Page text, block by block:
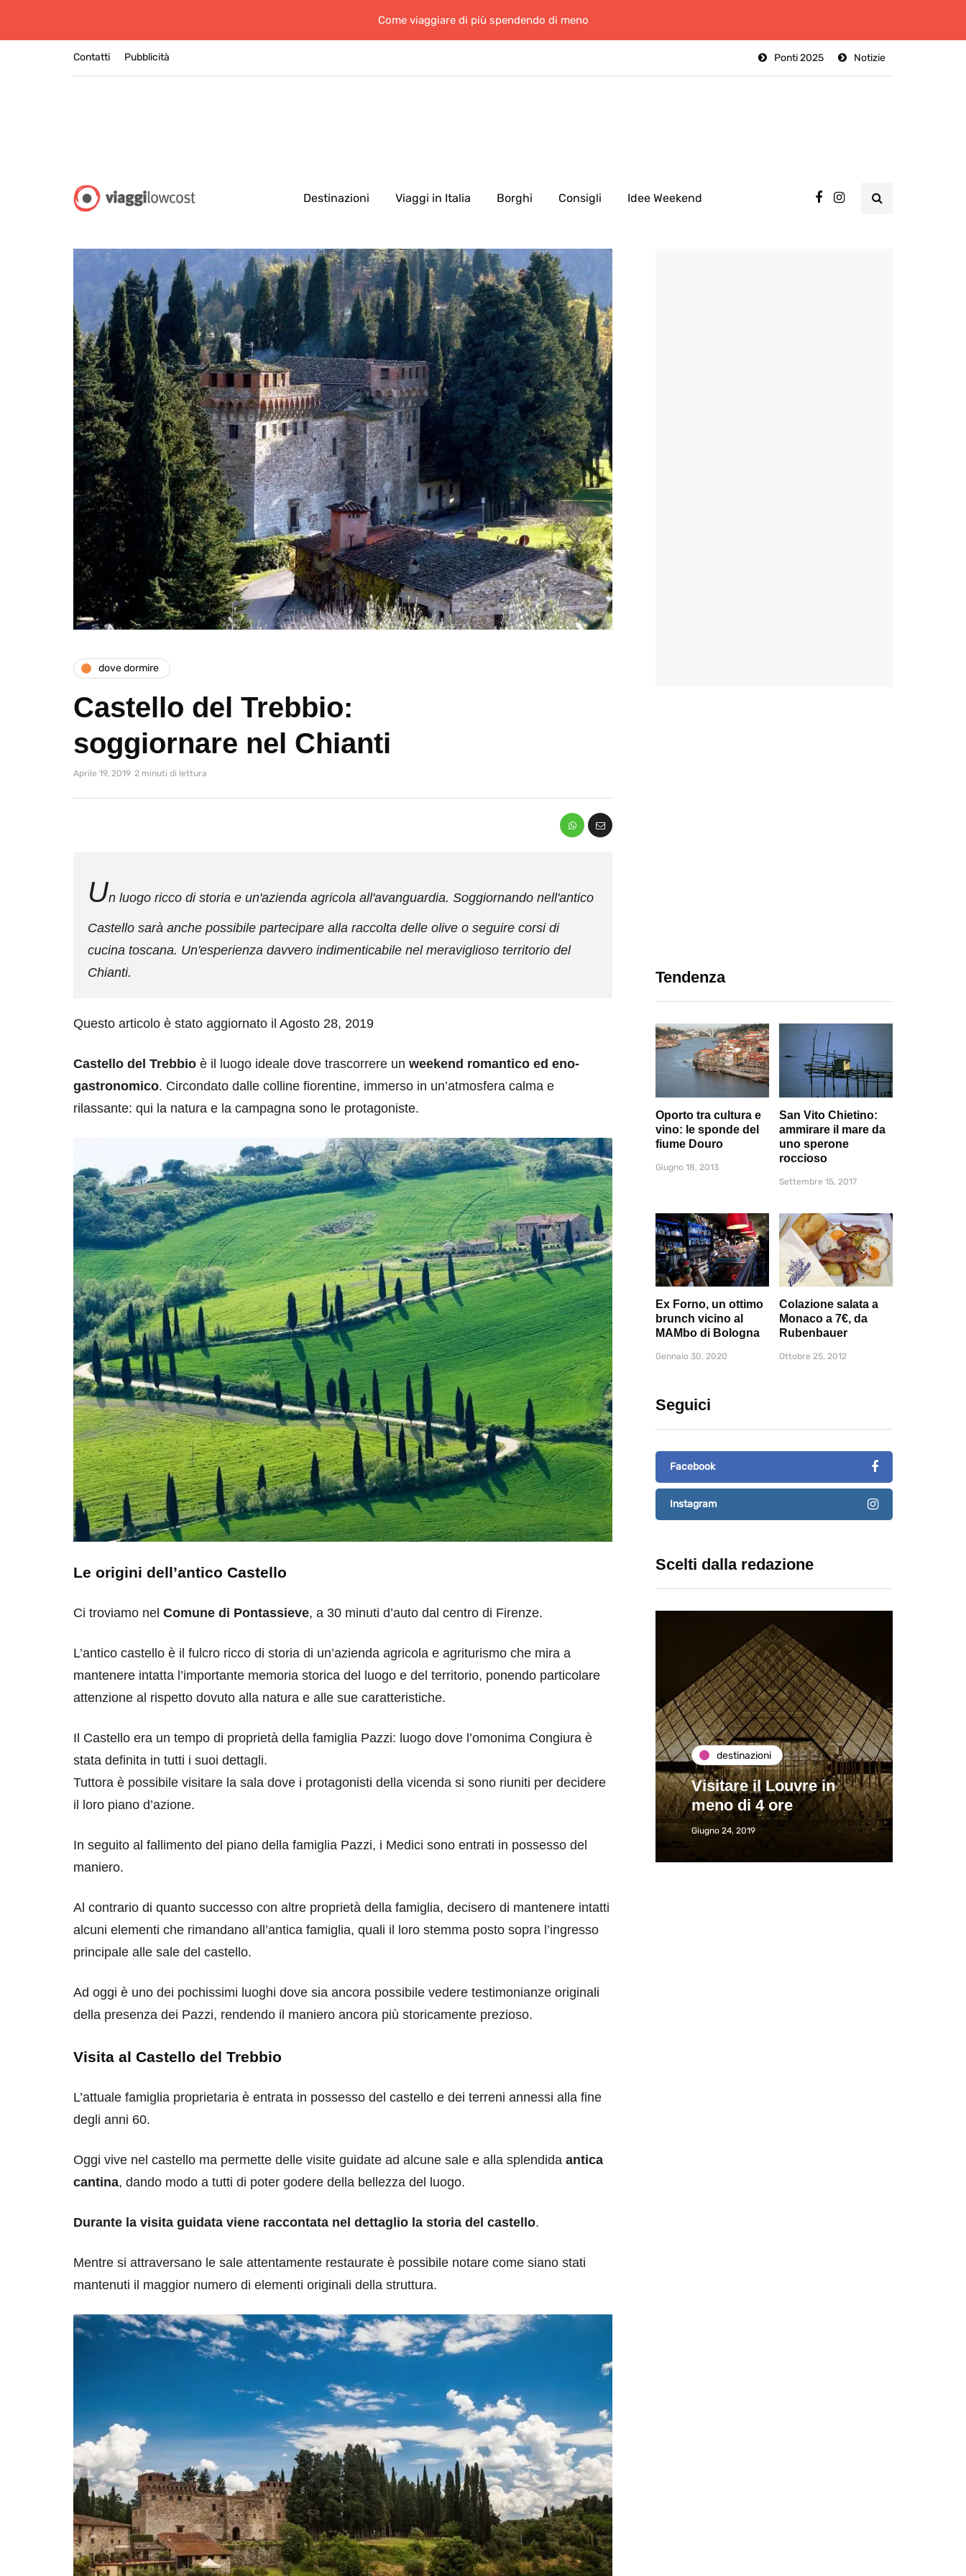
Come viaggiare di più spendendo di meno
Contatti Notizie
Ponti 2025
Pubblicità
Destinazioni Viaggi in Italia Borghi Consigli Idee Weekend
dove dormire
Castello del Trebbio:
soggiornare nel Chianti
Aprile 19, 2019 2 minuti di lettura
Un luogo ricco di storia e un'azienda agricola all'avanguardia. Soggiornando nell'antico
Castello sarà anche possibile partecipare alla raccolta delle olive o seguire corsi di
cucina toscana. Un'esperienza davvero indimenticabile nel meraviglioso territorio del
Chianti.
Questo articolo è stato aggiornato il Agosto 28, 2019
Castello del Trebbio è il luogo ideale dove trascorrere un weekend romantico ed eno-
gastronomico. Circondato dalle colline fiorentine, immerso in un’atmosfera calma e
rilassante: qui la natura e la campagna sono le protagoniste.
Le origini dell’antico Castello
Ci troviamo nel Comune di Pontassieve, a 30 minuti d’auto dal centro di Firenze.
L’antico castello è il fulcro ricco di storia di un’azienda agricola e agriturismo che mira a
mantenere intatta l’importante memoria storica del luogo e del territorio, ponendo particolare
attenzione al rispetto dovuto alla natura e alle sue caratteristiche.
Il Castello era un tempo di proprietà della famiglia Pazzi: luogo dove l’omonima Congiura è
stata definita in tutti i suoi dettagli.
Tuttora è possibile visitare la sala dove i protagonisti della vicenda si sono riuniti per decidere
il loro piano d’azione.
In seguito al fallimento del piano della famiglia Pazzi, i Medici sono entrati in possesso del
maniero.
Al contrario di quanto successo con altre proprietà della famiglia, decisero di mantenere intatti
alcuni elementi che rimandano all’antica famiglia, quali il loro stemma posto sopra l’ingresso
principale alle sale del castello.
Ad oggi è uno dei pochissimi luoghi dove sia ancora possibile vedere testimonianze originali
della presenza dei Pazzi, rendendo il maniero ancora più storicamente prezioso.
Visita al Castello del Trebbio
L’attuale famiglia proprietaria è entrata in possesso del castello e dei terreni annessi alla fine
degli anni 60.
Oggi vive nel castello ma permette delle visite guidate ad alcune sale e alla splendida antica
cantina, dando modo a tutti di poter godere della bellezza del luogo.
Durante la visita guidata viene raccontata nel dettaglio la storia del castello.
Mentre si attraversano le sale attentamente restaurate è possibile notare come siano stati
mantenuti il maggior numero di elementi originali della struttura.
Tendenza
Oporto tra cultura e
vino: le sponde del
fiume Douro
Giugno 18, 2013
San Vito Chietino:
ammirare il mare da
uno sperone
roccioso
Settembre 15, 2017
Ex Forno, un ottimo
brunch vicino al
MAMbo di Bologna
Gennaio 30, 2020
Colazione salata a
Monaco a 7€, da
Rubenbauer
Ottobre 25, 2012
Seguici
Facebook
Instagram
Scelti dalla redazione
il Louvre in
di 4 ore
destinazioni
Paros e la Grecia di
Eventi di aprile 2026 a
destinazioni
Visitare il Louvre in
meno di 4 ore
Giugno 24, 2019